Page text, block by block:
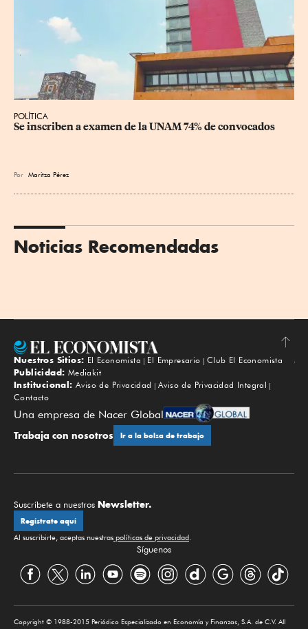
POLÍTICA
Se inscriben a examen de la UNAM 74% de convocados
Por Maritza Pérez
Noticias Recomendadas
Subir
Nuestros Sitios: El Economista El Empresario
Club El Economista
Publicidad: Mediakit
Institucional: Aviso de Privacidad
Aviso de Privacidad Integral
Contacto
Una empresa de Nacer Global
Trabaja con nosotros Ir a la bolsa de trabajo
Suscríbete a nuestros Newsletter.
Regístrate aquí
Al suscribirte, aceptas nuestras políticas de privacidad.
Síguenos
Copyright © 1988-2015 Periódico Especializado en Economía y Finanzas, S.A. de C.V. All